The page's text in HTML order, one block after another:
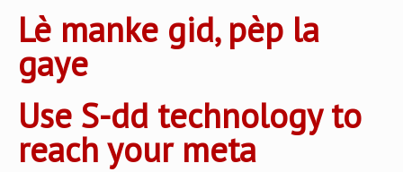
Lè manke gid, pèp la
gaye
Use S-dd technology to
reach your meta